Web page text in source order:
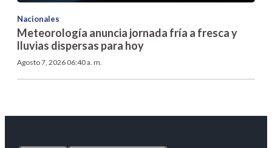
Nacionales
Meteorología anuncia jornada fría a fresca y
lluvias dispersas para hoy
Agosto 7, 2026 06:40 a. m.